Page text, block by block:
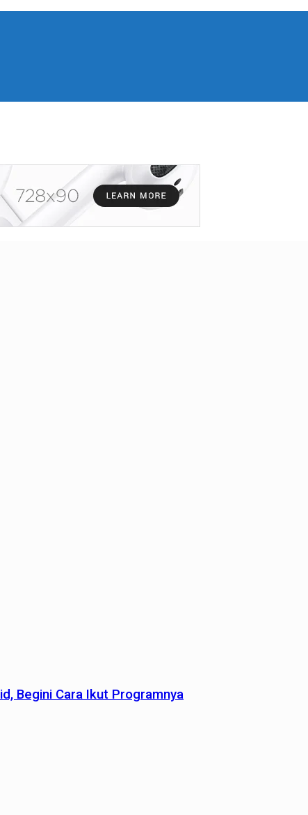
Begini Cara Ikut Programnya